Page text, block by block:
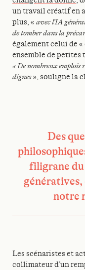
un travail créatif en
plus, « avec l’IA
de tomber dans la
également celui de
ensemble de petites
« De nombreux emplois
dignes», souligne la
Des
filigrane
génératives,
notre
Les scénaristes et
collimateur d’un